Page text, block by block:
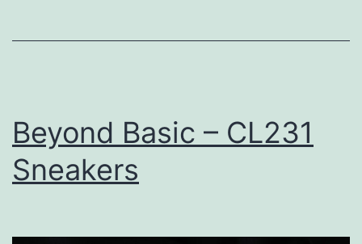
Beyond Basic – CL231
Sneakers